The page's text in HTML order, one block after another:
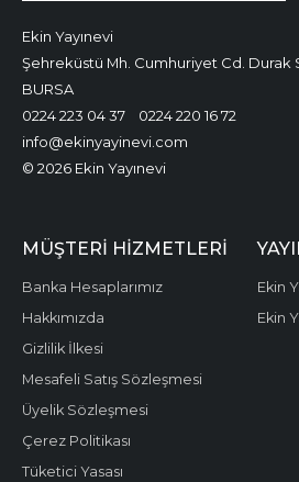
Ekin Yayınevi
Şehreküstü Mh. Cumhuriyet Cd. Durak
BURSA
0224 223 04 37
0224 220 16 72
info@ekinyayinevi.com
© 2026 Ekin Yayınevi
MÜŞTERI HIZMETLERI
Banka Hesaplarımız
Hakkımızda
Gizlilik İlkesi
Mesafeli Satış Sözleşmesi
Üyelik Sözleşmesi
Çerez Politikası
Tüketici Yasası
Ekin
Ekin